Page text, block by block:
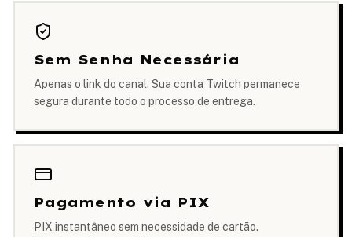
Sem Senha Necessária
Apenas o link do canal. Sua conta Twitch permanece
segura durante todo o processo de entrega.
Pagamento via PIX
PIX instantâneo sem necessidade de cartão.